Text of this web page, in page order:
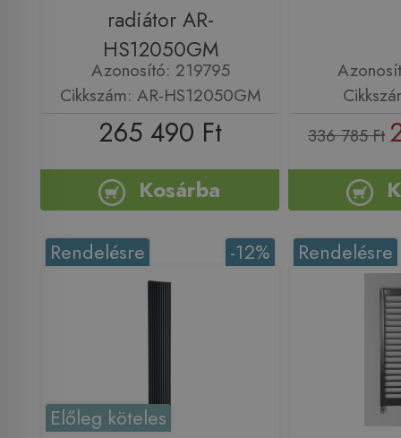
radiátor AR-
HS12050GM
Azonosító: 219795
Cikkszám: AR-HS12050GM
265 490 Ft
Kosárba
336 785 Ft
-12%
Rendelésre
Előleg köteles
Rendelésre